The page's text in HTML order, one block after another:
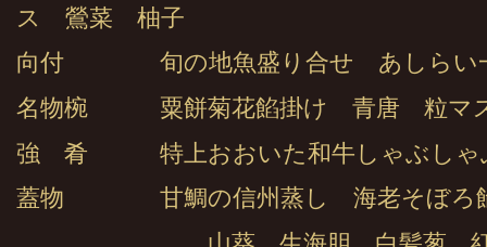
ス 鶯菜 柚子
向付 旬の地魚盛り合せ あしらい
名物椀 粟餅菊花餡掛け 青唐 粒マ
強 肴 特上おおいた和牛しゃぶしゃ
蓋物 甘鯛の信州蒸し 海老そぼろ